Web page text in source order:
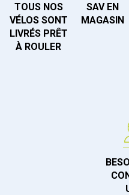
TOUS NOS
VÉLOS SONT
LIVRÉS PRÊT
À ROULER
SAV EN
MAGASIN